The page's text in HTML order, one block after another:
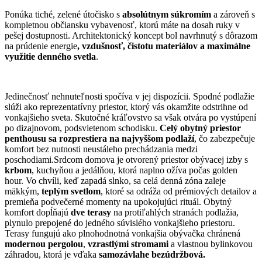
Ponúka tiché, zelené útočisko s absolútnym súkromím a zároveň s
kompletnou občiansku vybavenosť, ktorú máte na dosah ruky v
pešej dostupnosti. Architektonický koncept bol navrhnutý s dôrazom
na prúdenie energie, vzdušnosť, čistotu materiálov a maximálne
využitie denného svetla.
Jedinečnosť nehnuteľnosti spočíva v jej dispozícii. Spodné podlažie
slúži ako reprezentatívny priestor, ktorý vás okamžite odstrihne od
vonkajšieho sveta. Skutočné kráľovstvo sa však otvára po vystúpení
po dizajnovom, podsvietenom schodisku. Celý obytný priestor
penthousu sa rozprestiera na najvyššom podlaží, čo zabezpečuje
komfort bez nutnosti neustáleho prechádzania medzi
poschodiami.Srdcom domova je otvorený priestor obývacej izby s
krbom, kuchyňou a jedálňou, ktorá naplno ožíva počas golden
hour. Vo chvíli, keď zapadá slnko, sa celá denná zóna zaleje
mäkkým, teplým svetlom, ktoré sa odráža od prémiových detailov a
premieňa podvečerné momenty na upokojujúci rituál. Obytný
komfort dopĺňajú dve terasy na protiľahlých stranách podlažia,
plynulo prepojené do jedného súvislého vonkajšieho priestoru.
Terasy fungujú ako plnohodnotná vonkajšia obývačka chránená
modernou pergolou, vzrastlými stromami a vlastnou bylinkovou
záhradou, ktorá je vďaka samozávlahe bezúdržbová.